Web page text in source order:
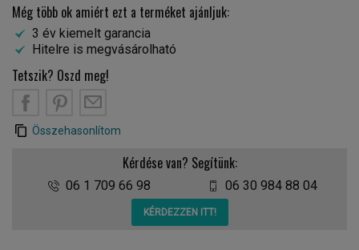
Még több ok amiért ezt a terméket ajánljuk:
3 év kiemelt garancia
Hitelre is megvásárolható
Tetszik? Oszd meg!
Összehasonlítom
Kérdése van? Segítünk:
06 1 709 66 98 06 30 984 88 04
KÉRDEZZEN ITT!